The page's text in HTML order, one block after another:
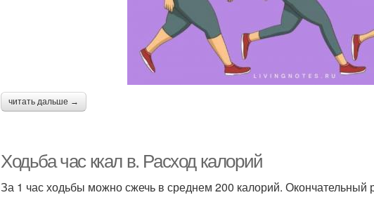
читать дальше →
Ходьба час ккал в. Расход калорий
За 1 час ходьбы можно сжечь в среднем 200 калорий. Окончательный